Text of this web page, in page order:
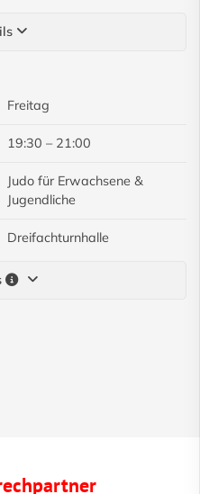
Freitag
19:30 – 21:00
Judo für Erwachsene &
Jugendliche
Dreifachturnhalle